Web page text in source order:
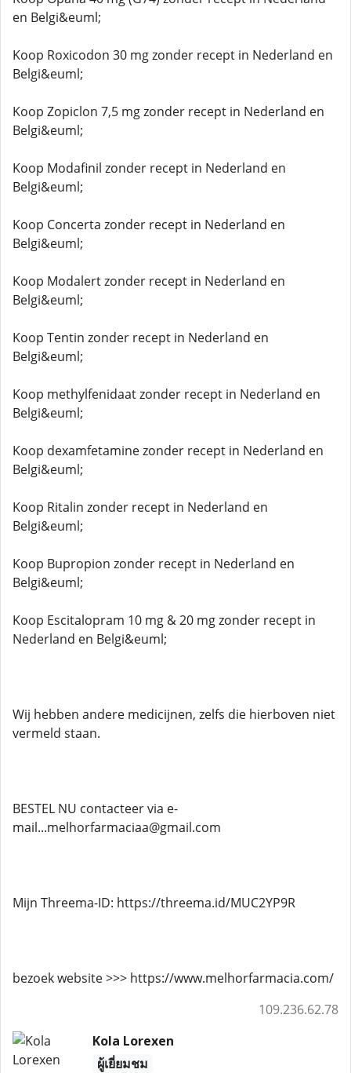
en Belgi&euml;
Koop Roxicodon 30 mg zonder recept in Nederland en
Belgi&euml;
Koop Zopiclon 7,5 mg zonder recept in Nederland en
Belgi&euml;
Koop Modafinil zonder recept in Nederland en
Belgi&euml;
Koop Concerta zonder recept in Nederland en
Belgi&euml;
Koop Modalert zonder recept in Nederland en
Belgi&euml;
Koop Tentin zonder recept in Nederland en
Belgi&euml;
Koop methylfenidaat zonder recept in Nederland en
Belgi&euml;
Koop dexamfetamine zonder recept in Nederland en
Belgi&euml;
Koop Ritalin zonder recept in Nederland en
Belgi&euml;
Koop Bupropion zonder recept in Nederland en
Belgi&euml;
Koop Escitalopram 10 mg & 20 mg zonder recept in
Nederland en Belgi&euml;
Wij hebben andere medicijnen, zelfs die hierboven niet
vermeld staan.
BESTEL NU contacteer via e-
mail...melhorfarmaciaa@gmail.com
Mijn Threema-ID: https://threema.id/MUC2YP9R
bezoek website >>> https://www.melhorfarmacia.com/
109.236.62.78
Kola Lorexen
ผู้เยี่ยมชม